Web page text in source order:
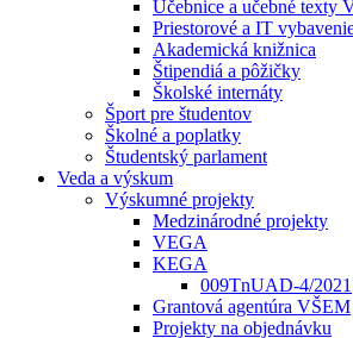
Učebnice a učebné texty
Priestorové a IT
Akademická knižnica
Štipendiá a pôžičky
Školské internáty
Šport pre študentov
Školné a poplatky
Študentský parlament
Veda a výskum
Výskumné projekty
Medzinárodné projekty
VEGA
KEGA
009TnUAD-4/2021
Grantová agentúra VŠEM
Projekty na objednávku